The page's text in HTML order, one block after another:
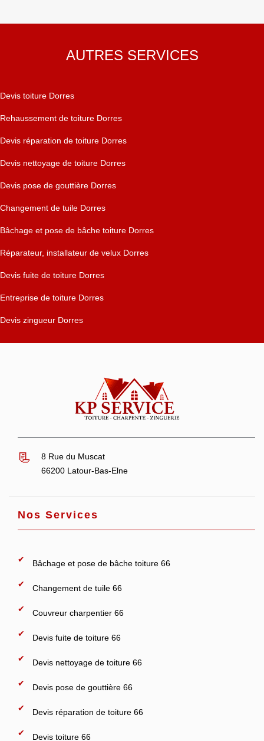
AUTRES SERVICES
Devis toiture Dorres
Rehaussement de toiture Dorres
Devis réparation de toiture Dorres
Devis nettoyage de toiture Dorres
Devis pose de gouttière Dorres
Changement de tuile Dorres
Bâchage et pose de bâche toiture Dorres
Réparateur, installateur de velux Dorres
Devis fuite de toiture Dorres
Entreprise de toiture Dorres
Devis zingueur Dorres
8 Rue du Muscat
66200 Latour-Bas-Elne
Nos Services
Bâchage et pose de bâche toiture 66
Changement de tuile 66
Couvreur charpentier 66
Devis fuite de toiture 66
Devis nettoyage de toiture 66
Devis pose de gouttière 66
Devis réparation de toiture 66
Devis toiture 66